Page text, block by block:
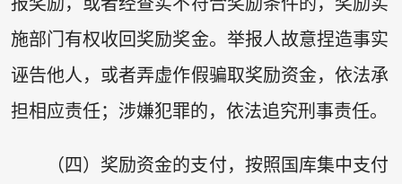
施部门有权收回奖励奖金。举报人故意捏造事实
诬告他人，或者弄虚作假骗取奖励资金，依法承
担相应责任；涉嫌犯罪的，依法追究刑事责任。
（四）奖励资金的支付，按照国库集中支付